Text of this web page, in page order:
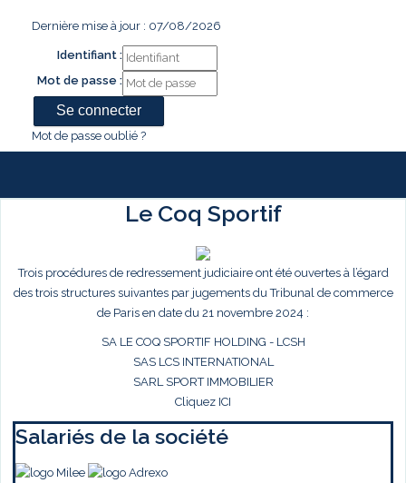
Dernière mise à jour : 07/08/2026
Identifiant :
Mot de passe :
Mot de passe oublié ?
Le Coq Sportif
Trois procédures de redressement judiciaire ont été ouvertes à l’égard
des trois structures suivantes par jugements du Tribunal de commerce
de Paris en date du 21 novembre 2024 :
SA LE COQ SPORTIF HOLDING - LCSH
SAS LCS INTERNATIONAL
SARL SPORT IMMOBILIER
Cliquez ICI
Salariés de la société